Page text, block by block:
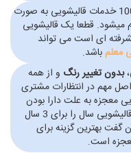
در کارخانه قالیشویی معجزه صفر تا 100 خدمات قالیشویی به صورت
میشود. قطعا یک قالیشویی
ای است می تواند
معلمباشد.
،بدون تغییر رنگ و از همه
مهم در انتظارات مشتری
معجزه به علت دارا بودن
سه اصل فوق توانسته نشان برترین قالیشویی سال را برای 3 سال
بهترین گزینه برای
است.